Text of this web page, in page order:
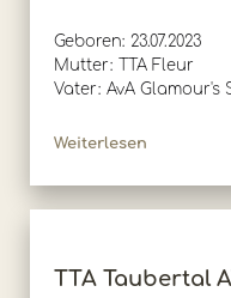
Geboren: 23.07.2023
Mutter: TTA Fleur
Vater: AvA Glamour's
Weiterlesen
TTA Taubertal